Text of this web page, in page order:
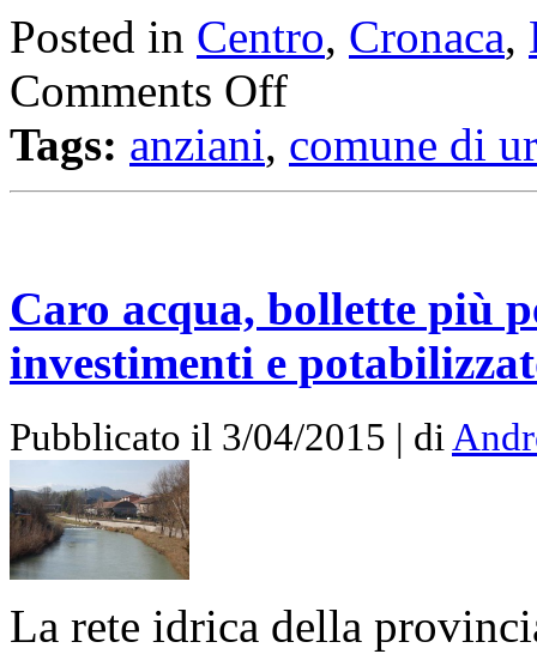
Posted in Centro, Cronaca,
Comments Off
Tags: anziani, comune di
Caro acqua, bollette più
investimenti e
Pubblicato il 3/04/2015 | di
La rete idrica della